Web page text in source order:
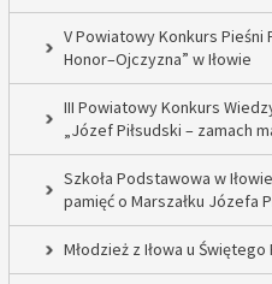
V Powiatowy Konkurs
Honor–Ojczyzna” w Iłowie
III Powiatowy Konkurs
„Józef Piłsudski – zamach
Szkoła Podstawowa w
pamięć o Marszałku Józefa
Młodzież z Iłowa u Świętego